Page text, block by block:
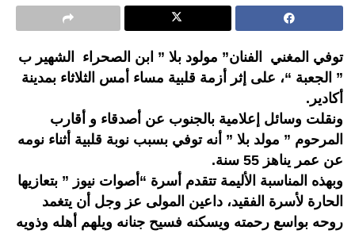
توفي المغني الفنان” مولود بلا ” ابن الصحراء الشهير ب
” الجعبة “، على إثر أزمة قلبية مساء أمس الثلاثاء بمدينة
أكادير.
ونقلت وسائل إعلامية بالجنوب عن أصدقاء و أقارب
المرحوم ” مولد بلا ” أنه توفي بسبب نوبة قلبية أثناء نومه
عن عمر يناهز 55 سنة.
وبهذه المناسبة الأليمة تتقدم أسرة “أصوات نيوز ” بتعازيها
الحارة لأسرة الفقيد، داعين المولى عز وجل أن يتغمد
روحه بواسع رحمته ويسكنه فسيح جنانه ويلهم أهله وذويه